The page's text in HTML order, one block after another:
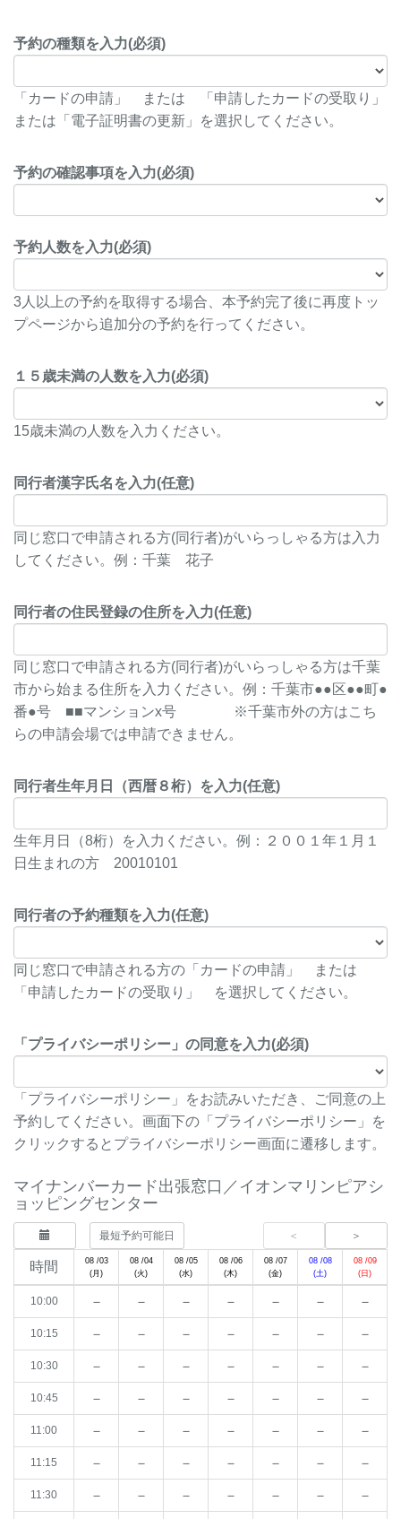
予約の種類を入力(必須)
「カードの申請」 または 「申請したカードの受取り」
または「電子証明書の更新」を選択してください。
予約の確認事項を入力(必須)
予約人数を入力(必須)
3人以上の予約を取得する場合、本予約完了後に再度トッ
プページから追加分の予約を行ってください。
１５歳未満の人数を入力(必須)
15歳未満の人数を入力ください。
同行者漢字氏名を入力(任意)
同じ窓口で申請される方(同行者)がいらっしゃる方は入力
してください。例：千葉 花子
同行者の住民登録の住所を入力(任意)
同じ窓口で申請される方(同行者)がいらっしゃる方は千葉
市から始まる住所を入力ください。例：千葉市●●区●●町●
番●号 ■■マンションx号 ※千葉市外の方はこち
らの申請会場では申請できません。
同行者生年月日（西暦８桁）を入力(任意)
生年月日（8桁）を入力ください。例：２００１年１月１
日生まれの方 20010101
同行者の予約種類を入力(任意)
同じ窓口で申請される方の「カードの申請」 または
「申請したカードの受取り」 を選択してください。
「プライバシーポリシー」の同意を入力(必須)
「プライバシーポリシー」をお読みいただき、ご同意の上
予約してください。画面下の「プライバシーポリシー」を
クリックするとプライバシーポリシー画面に遷移します。
マイナンバーカード出張窓口／イオンマリンピアシ
ョッピングセンター
最短予約可能日
時間
08 /03
(月)
08 /04
(火)
08 /05
(水)
08 /06
(木)
08 /07
(金)
08 /08
(土)
08 /09
(日)
10:00 － － － － － － －
10:15 － － － － － － －
10:30 － － － － － － －
10:45 － － － － － － －
11:00 － － － － － － －
11:15 － － － － － － －
11:30 － － － － － － －